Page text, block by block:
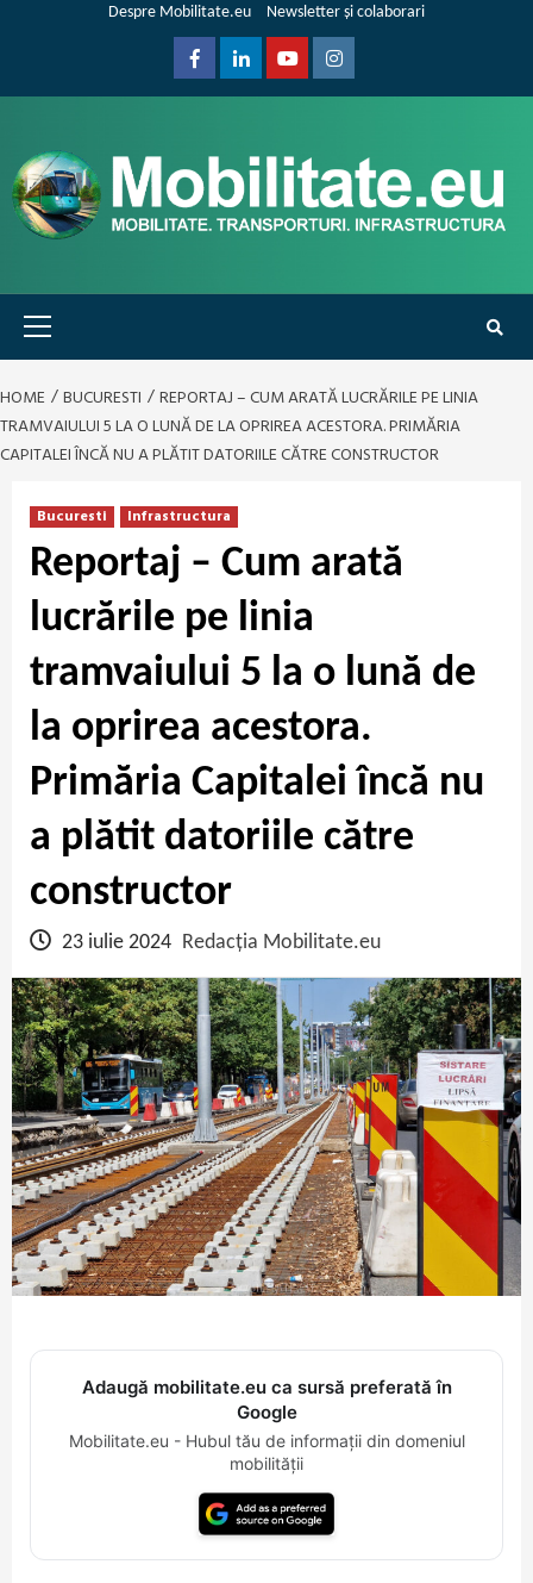
Despre Mobilitate.eu Newsletter și colaborari
FacebookLinkedinYoutubeInstagram
Primary
Menu
HOME BUCURESTI
REPORTAJ – CUM ARATĂ LUCRĂRILE PE LINIA
TRAMVAIULUI 5 LA O LUNĂ DE LA OPRIREA ACESTORA. PRIMĂRIA
CAPITALEI ÎNCĂ NU A PLĂTIT DATORIILE CĂTRE CONSTRUCTOR
Bucuresti Infrastructura
Reportaj – Cum arată
lucrările pe linia
tramvaiului 5 la o lună de
la oprirea acestora.
Primăria Capitalei încă nu
a plătit datoriile către
constructor
23 iulie 2024 Redacția Mobilitate.eu
Adaugă mobilitate.eu ca sursă preferată în
Google
Mobilitate.eu - Hubul tău de informații din domeniul
mobilității